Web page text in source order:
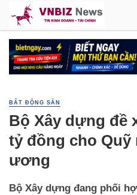
BẤT ĐỘNG SẢN
Bộ Xây dựng đề
tỷ đồng cho Quỹ
ương
Bộ Xây dựng đang phối